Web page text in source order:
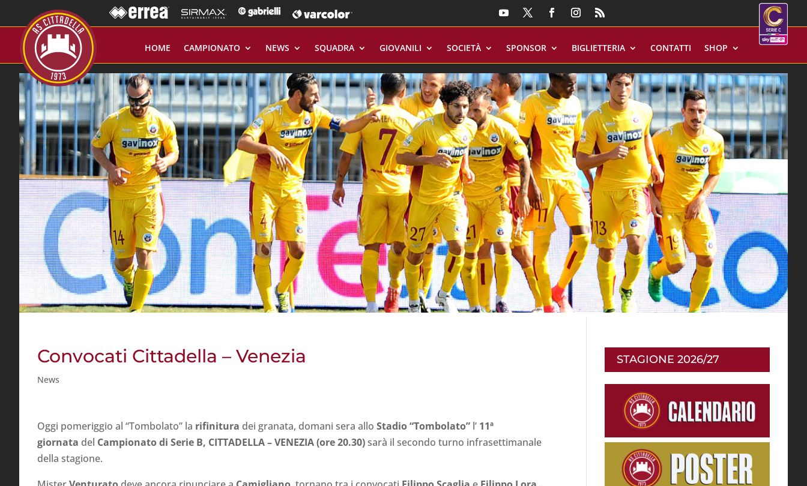
HOME CAMPIONATO NEWS SQUADRA GIOVANILI SOCIETÀ SPONSOR BIGLIETTERIA CONTATTI SHOP
Convocati Cittadella – Venezia
News
Oggi pomeriggio al “Tombolato” la rifinitura dei granata, domani sera allo Stadio “Tombolato” l’ 11ª
giornata del Campionato di Serie B, CITTADELLA – VENEZIA (ore 20.30)sarà il secondo turno infrasettimanale
della stagione.
STAGIONE 2026/27